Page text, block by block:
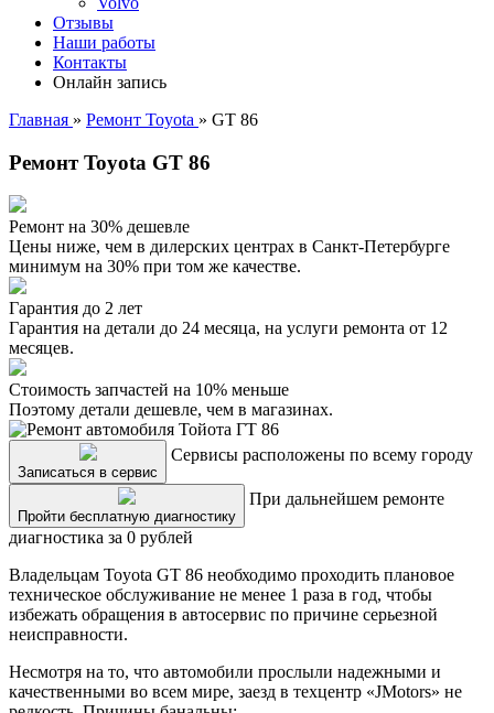
Отзывы
Наши работы
Контакты
Онлайн запись
Главная » Ремонт Toyota » GT 86
Ремонт Toyota GT 86
Ремонт на 30% дешевле
Цены ниже, чем в дилерских центрах в Санкт-Петербурге
минимум на 30% при том же качестве.
Гарантия до 2 лет
Гарантия на детали до 24 месяца, на услуги ремонта от 12
месяцев.
Стоимость запчастей на 10% меньше
Поэтому детали дешевле, чем в магазинах.
Записаться в сервис
Сервисы расположены по всему городу
Пройти бесплатную диагностику
При дальнейшем ремонте
диагностика за 0 рублей
Владельцам Toyota GT 86 необходимо проходить плановое
техническое обслуживание не менее 1 раза в год, чтобы
избежать обращения в автосервис по причине серьезной
неисправности.
Несмотря на то, что автомобили прослыли надежными и
качественными во всем мире, заезд в техцентр «JMotors» не